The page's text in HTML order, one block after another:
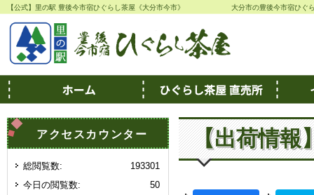
【公式】里の駅 豊後今市宿ひぐらし茶屋《大分市今市》 大分市の豊後今市宿ひぐ
【出荷情報
アクセスカウンター
193301
総閲覧数:
50
今日の閲覧数: